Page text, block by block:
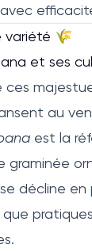
variété 🌾
et ses
ces
au
est la
graminée
décline en